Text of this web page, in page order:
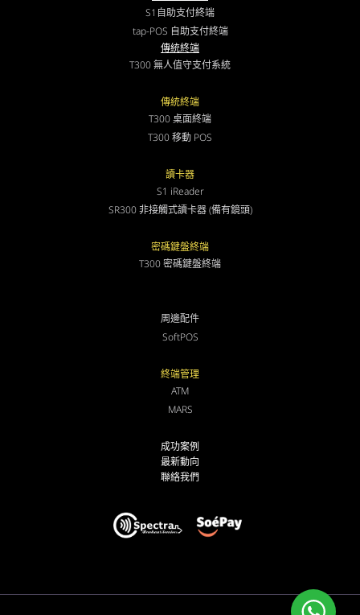
S1自助支付終端
tap-POS 自助支付終端
傳統終端
T300 無人值守支付系統
傳統終端
T300 桌面終端
T300 移動 POS
讀卡器
S1 iReader
SR300 非接觸式讀卡器 (備有鏡頭)
密碼鍵盤終端
T300 密碼鍵盤終端
周邊配件
SoftPOS
終端管理
ATM
MARS
成功案例
最新動向
聯絡我們